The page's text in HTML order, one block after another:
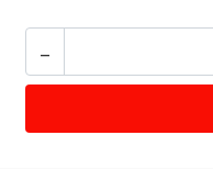
-